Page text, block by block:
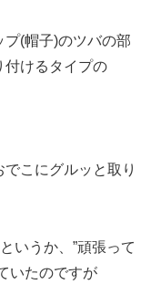
(帽子)のツバの部
付けるタイプの
こにグルッと取り
いうか、”頑張って
いたのですが